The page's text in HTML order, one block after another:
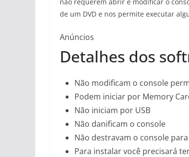
de um DVD e nos permite executar
Anúncios
Detalhes dos
Não modificam o console
Podem iniciar por Memory
Não iniciam por USB
Não danificam o console
Não destravam o console
Para instalar você precisará